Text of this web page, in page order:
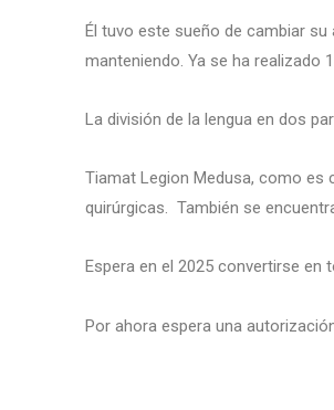
Él tuvo este sueño de cambiar
manteniendo. Ya se ha realizado
La división de la lengua en dos
Tiamat Legion Medusa, como es
quirúrgicas. También se
Espera en el 2025 convertirse en
Por ahora espera una